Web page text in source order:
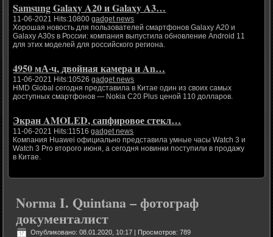
Samsung Galaxy A20 и Galaxy A3…
11-06-2021 Hits:10800gadget news
Хорошая новость для пользователей смартфонов Galaxy A20 и
Galaxy A30s в России: компания выпустила обновление Android 11
для этих моделей для российского региона.
4950 мА·ч, двойная камера и An…
11-06-2021 Hits:10526gadget news
HMD Global сегодня представила в Китае один из своих самых
доступных смартфонов — Nokia C20 Plus ценой 110 долларов.
Экран AMOLED, сапфировое стекл…
11-06-2021 Hits:11516gadget news
Компания Huawei официально представила умные часы Watch 3 и
Watch 3 Pro второго июня, а сегодня новинки поступили в продажу
в Китае.
Norma I. Quintana – фотограф
документалист
Опубликовано: 08.01.2020, 10:17 | Просмотров: 789